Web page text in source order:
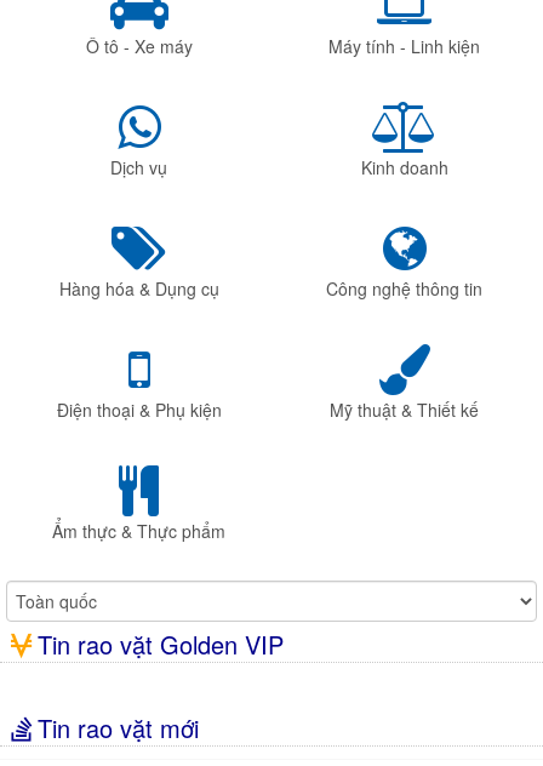
Ô tô - Xe máy Máy tính - Linh kiện
Dịch vụ Kinh doanh
Hàng hóa & Dụng cụ Công nghệ thông tin
Điện thoại & Phụ kiện Mỹ thuật & Thiết kế
Ẩm thực & Thực phẩm
Tin rao vặt Golden VIP
Tin rao vặt mới